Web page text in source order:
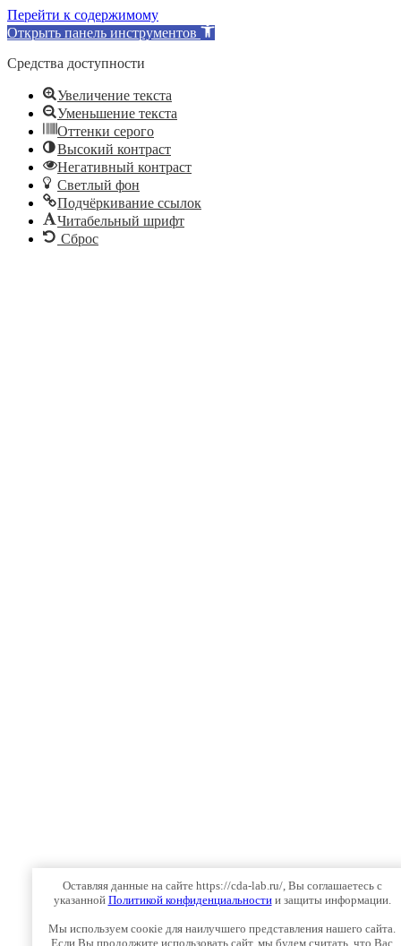
Перейти к содержимому
Открыть панель инструментов
Средства доступности
Увеличение текста
Уменьшение текста
Оттенки серого
Высокий контраст
Негативный контраст
Светлый фон
Подчёркивание ссылок
Читабельный шрифт
Сброс
Оставляя данные на сайте https://cda-lab.ru/, Вы соглашаетесь с
указанной Политикой конфиденциальностии защиты информации.
Мы используем соокіе для наилучшего представления нашего сайта.
Если Вы продолжите использовать сайт, мы будем считать, что Вас